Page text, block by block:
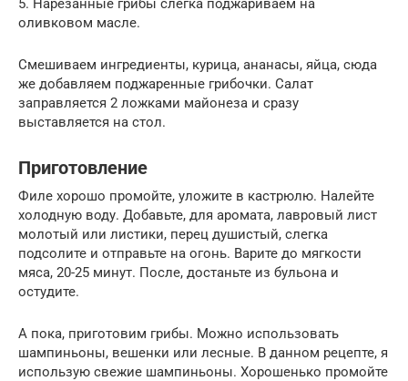
5. Нарезанные грибы слегка поджариваем на
оливковом масле.
Смешиваем ингредиенты, курица, ананасы, яйца, сюда
же добавляем поджаренные грибочки. Салат
заправляется 2 ложками майонеза и сразу
выставляется на стол.
Приготовление
Филе хорошо промойте, уложите в кастрюлю. Налейте
холодную воду. Добавьте, для аромата, лавровый лист
молотый или листики, перец душистый, слегка
подсолите и отправьте на огонь. Варите до мягкости
мяса, 20-25 минут. После, достаньте из бульона и
остудите.
А пока, приготовим грибы. Можно использовать
шампиньоны, вешенки или лесные. В данном рецепте, я
использую свежие шампиньоны. Хорошенько промойте